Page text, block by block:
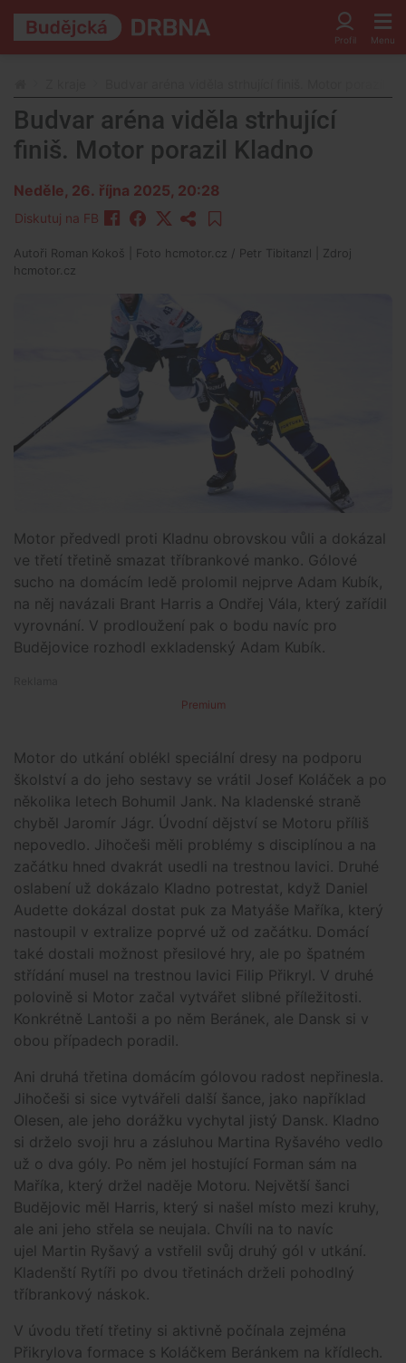
Budvar aréna viděla strhující
finiš. Motor porazil Kladno
Neděle, 26. října 2025, 20:28
Diskutuj na FB
Autoři Roman Kokoš | Foto hcmotor.cz / Petr Tibitanzl
| Zdroj
hcmotor.cz
Motor předvedl proti Kladnu obrovskou vůli a dokázal
ve třetí třetině smazat tříbrankové manko. Gólové
sucho na domácím ledě prolomil nejprve Adam Kubík,
na něj navázali Brant Harris a Ondřej Vála, který zařídil
vyrovnání. V prodloužení pak o bodu navíc pro
Budějovice rozhodl exkladenský Adam Kubík.
Premium
Motor do utkání oblékl speciální dresy na podporu
školství a do jeho sestavy se vrátil Josef Koláček a po
několika letech Bohumil Jank. Na kladenské straně
chyběl Jaromír Jágr. Úvodní dějství se Motoru příliš
nepovedlo. Jihočeši měli problémy s disciplínou a na
začátku hned dvakrát usedli na trestnou lavici. Druhé
oslabení už dokázalo Kladno potrestat, když Daniel
Audette dokázal dostat puk za Matyáše Maříka, který
nastoupil v extralize poprvé už od začátku. Domácí
také dostali možnost přesilové hry, ale po špatném
střídání musel na trestnou lavici Filip Přikryl. V druhé
polovině si Motor začal vytvářet slibné příležitosti.
Konkrétně Lantoši a po něm Beránek, ale Dansk si v
obou případech poradil.
Ani druhá třetina domácím gólovou radost nepřinesla.
Jihočeši si sice vytvářeli další šance, jako například
Olesen, ale jeho dorážku vychytal jistý Dansk. Kladno
si drželo svoji hru a zásluhou Martina Ryšavého vedlo
už o dva góly. Po něm jel hostující Forman sám na
Maříka, který držel naděje Motoru. Největší šanci
Budějovic měl Harris, který si našel místo mezi kruhy,
ale ani jeho střela se neujala. Chvíli na to navíc
ujel Martin Ryšavý a vstřelil svůj druhý gól v utkání.
Kladenští Rytíři po dvou třetinách drželi pohodlný
tříbrankový náskok.
V úvodu třetí třetiny si aktivně počínala zejména
Přikrylova formace s Koláčkem Beránkem na křídlech.